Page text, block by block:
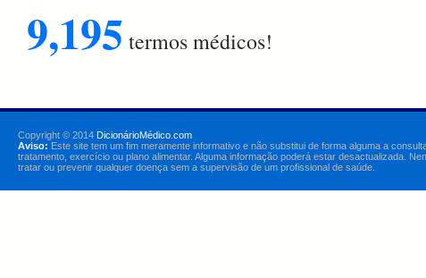
9,195 termos médicos!
Copyright © 2014 DicionárioMédico.com
Aviso: Este site tem um fim meramente informativo e não substitui de forma alguma a
tratamento, exercício ou plano alimentar. Alguma informação poderá estar desactualizada.
tratar ou prevenir qualquer doença sem a supervisão de um profissional de saúde.